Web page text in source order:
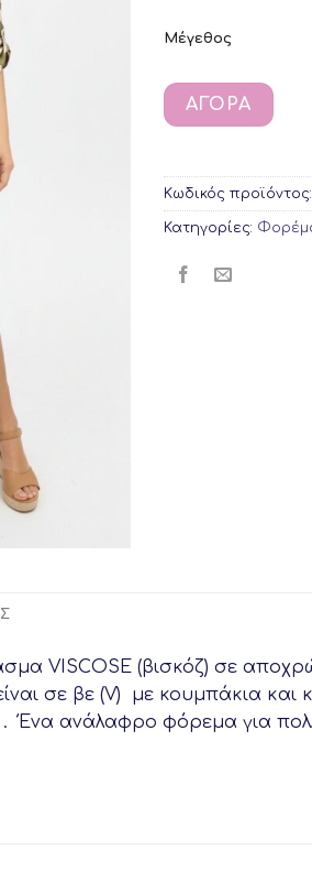
Μέγεθος
ΑΓΟΡΆ
Κωδικός προϊόντος:
Κατηγορίες:
VISCOSE (βισκόζ) σε
σε βε (V) με κουμπάκια
. Ένα ανάλαφρο φόρεμα για